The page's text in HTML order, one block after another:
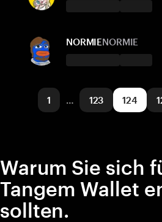
BNB Smart Chain
Senden/Empfangen
Kaufen
Tauschen
Unterstützte Netzwerke
Solana
NORMIENORMIE
Senden/Empfangen Kaufen
1 … 123 124
Warum Sie sich
Tangem Wallet
sollten.